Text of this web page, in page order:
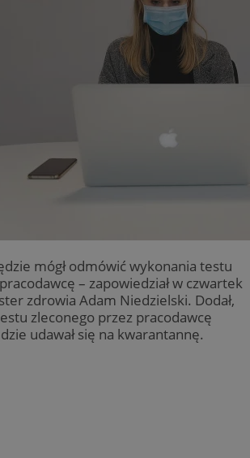
mógł odmówić wykonania testu
– zapowiedział w czwartek
zdrowia Adam Niedzielski. Dodał,
zleconego przez pracodawcę
udawał się na kwarantannę.